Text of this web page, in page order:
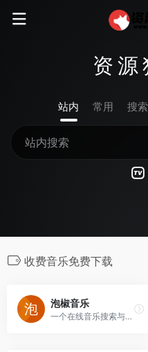
资源
站内 常用 搜索
收费音乐免费下载
泡椒音乐
一个在线音乐搜索与播放下载平台。